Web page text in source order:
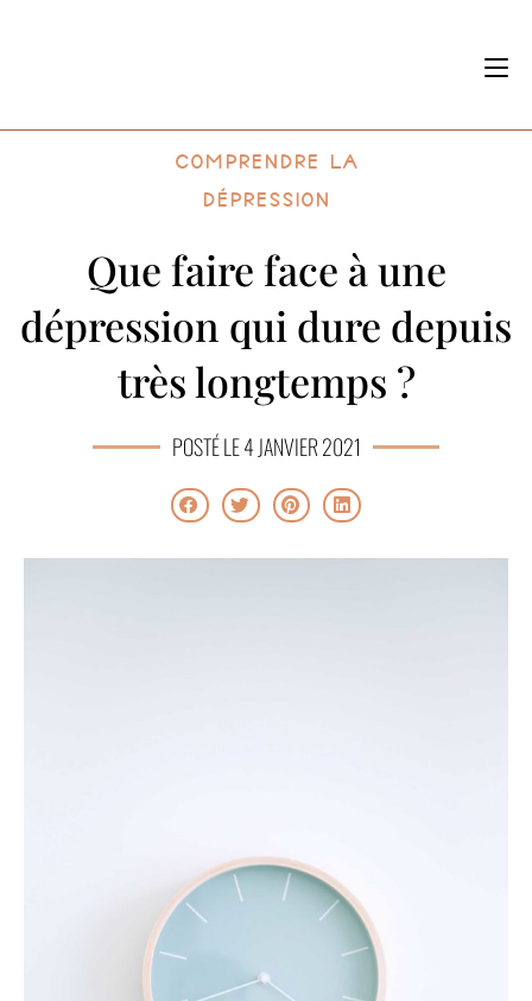
Comprendre la
dépression
Que faire face à une
dépression qui dure depuis
très longtemps ?
POSTÉ LE 4 JANVIER 2021